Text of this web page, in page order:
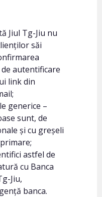
Jiul Tg-Jiu nu
săi
autentificare
link din
generice –
sunt, de
și cu greșeli
astfel de
cu Banca
Jiu,
banca.